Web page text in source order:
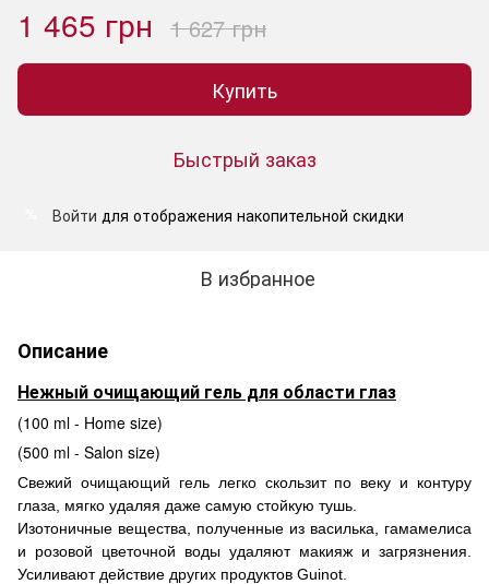
1 465 грн 1 627 грн
Купить
Быстрый заказ
Войти для отображения накопительной скидки
В избранное
Описание
Нежный очищающий гель для области глаз
(100 ml - Home size)
(500 ml - Salon size)
Свежий очищающий гель легко скользит по веку и контуру
глаза, мягко удаляя даже самую стойкую тушь.
Изотоничные вещества, полученные из василька, гамамелиса
и розовой цветочной воды удаляют макияж и загрязнения.
Усиливают действие других продуктов Guinot.